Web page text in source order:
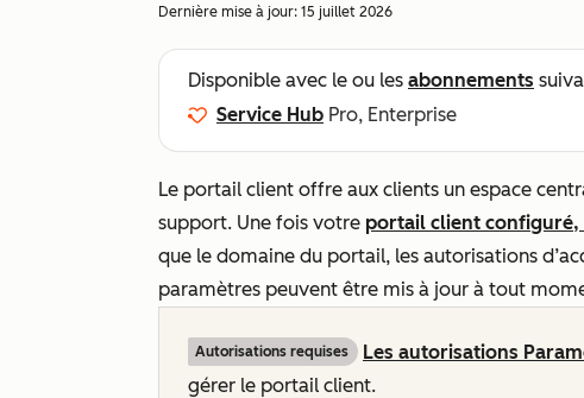
Dernière mise à jour: 15 juillet 2026
Disponible avec le ou les abonnements
Service Hub Pro, Enterprise
Le portail client offre aux clients un espace
support. Une fois votre portail client configuré,
que le domaine du portail, les autorisations
paramètres peuvent être mis à jour à tout
Autorisations requises Les autorisations
gérer le portail client.